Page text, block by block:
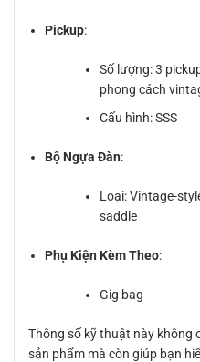
Pickup:
Số lượng: 3
phong cách
Cấu hình: SSS
Bộ Ngựa Đàn:
Loại: Vintage-
saddle
Phụ Kiện Kèm Theo:
Gig bag
Thông số kỹ thuật này không
sản phẩm mà còn giúp bạn